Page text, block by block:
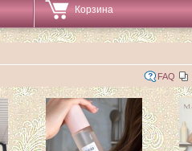
Корзина
FAQ